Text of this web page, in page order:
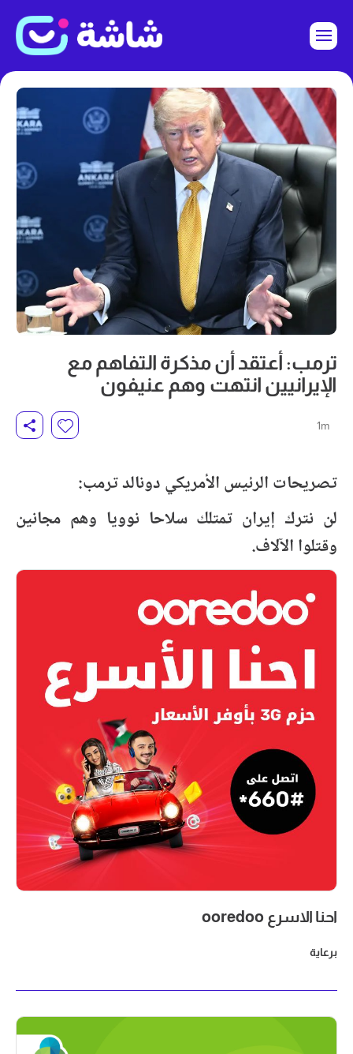
ترمب: أعتقد أن مذكرة التفاهم مع
الإيرانيين انتهت وهم عنيفون
1m
تصريحات الرئيس الأمريكي دونالد ترمب:
لن نترك إيران تمتلك سلاحا نوويا وهم مجانين
وقتلوا الآلاف.
احنا الاسرع ooredoo
برعاية